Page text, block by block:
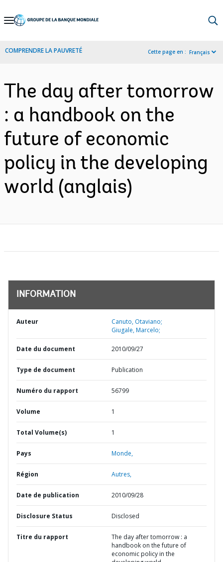
Skip
Navigation
COMPRENDRE LA PAUVRETÉ Cette page en : Français
The day after tomorrow
: a handbook on the
future of economic
policy in the developing
world (anglais)
INFORMATION
Auteur
Canuto, Otaviano;
Giugale, Marcelo;
Date du document 2010/09/27
Type de document Publication
Numéro du rapport 56799
Volume 1
Total Volume(s) 1
Pays Monde,
Région Autres,
Date de publication 2010/09/28
Disclosure Status Disclosed
Titre du rapport
The day after tomorrow : a
handbook on the future of
economic policy in the